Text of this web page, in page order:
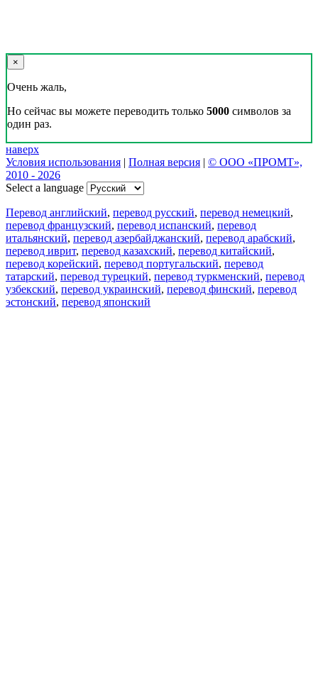
×
Очень жаль,
Но сейчас вы можете переводить только 5000 символов за
один раз.
наверх
Условия использования | Полная версия | © ООО «ПРОМТ»,
2010 - 2026
Select a language
Перевод английский, перевод русский, перевод немецкий,
перевод французский, перевод испанский, перевод
итальянский, перевод азербайджанский, перевод арабский,
перевод иврит, перевод казахский, перевод китайский,
перевод корейский, перевод португальский, перевод
татарский, перевод турецкий, перевод туркменский, перевод
узбекский, перевод украинский, перевод финский, перевод
эстонский, перевод японский